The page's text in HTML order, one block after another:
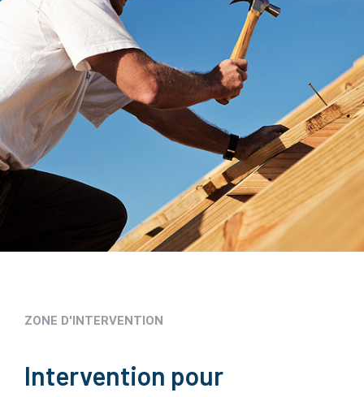
ZONE D'INTERVENTION
Intervention pour